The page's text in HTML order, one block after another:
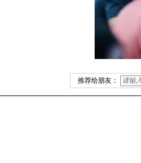
推荐给朋友：